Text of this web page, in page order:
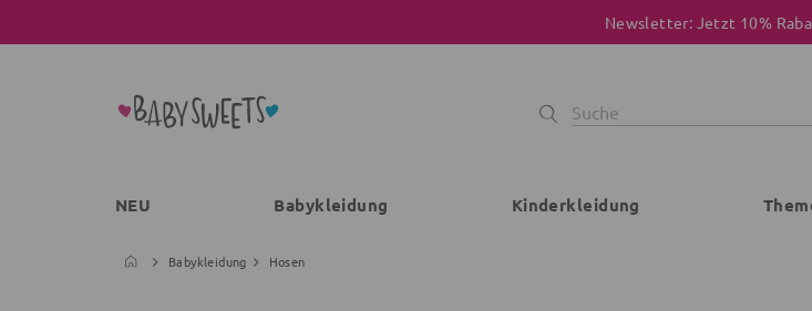
Newsletter: Jetzt 10%
NEU Babykleidung Kinderkleidung
Babykleidung Hosen